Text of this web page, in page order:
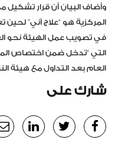
وأضاف البيان أن قرار
المركزية هو “علاج آني”
في تصويب عمل الهيئة نحو
التي “تدخل ضمن اختصاص
العام بعد التداول مع هيئة
شارك على